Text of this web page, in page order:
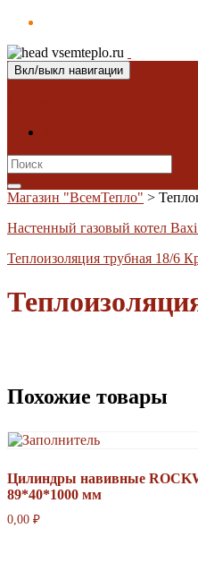
Вкл/выкл навигации
Search
for:
Магазин "ВсемТепло" >
Настенный газовый котел
Теплоизоляция трубная 18/6
Похожие товары
Цилиндры навивные
89*40*1000 мм
0,00 ₽